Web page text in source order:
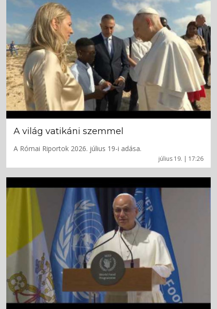
július 19. | 17:26
A világ vatikáni szemmel
A Római Riportok 2026. július 19-i adása.